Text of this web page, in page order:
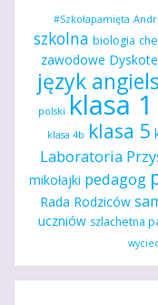
#Szkołapamięta
szkolna biologia
zawodowe
język
polski klasa 1
klasa 4b klasa 5
Laboratoria
mikołajki pedagog
Rada Rodziców
uczniów szlachetna